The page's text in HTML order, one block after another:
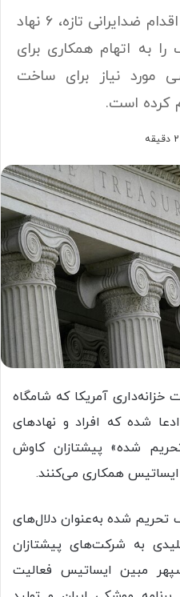
وزارت خزانه‌داری آمریکا در اقدام ضدایرانی تازه، ۶ نهاد
به اتهام همکاری برای
مورد نیاز برای ساخت
کرده است.
خزانه‌داری آمریکا که شامگاه
شده که افراد و نهادهای
شده» پیشتازان کاوش
همکاری می‌کنند.
تحریم شده به‌عنوان دلال‌های
به شرکت‌های پیشتازان
مبین ایساتیس فعالیت